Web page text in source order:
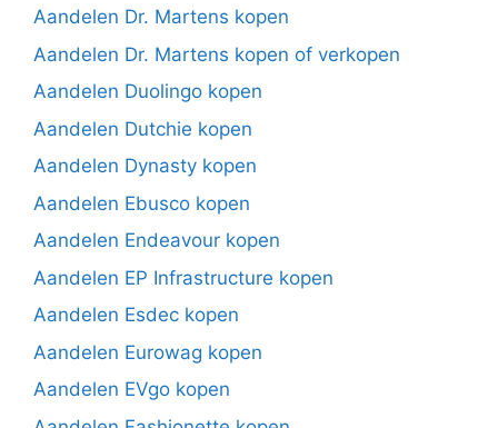
Aandelen Dr. Martens kopen
Aandelen Dr. Martens kopen of verkopen
Aandelen Duolingo kopen
Aandelen Dutchie kopen
Aandelen Dynasty kopen
Aandelen Ebusco kopen
Aandelen Endeavour kopen
Aandelen EP Infrastructure kopen
Aandelen Esdec kopen
Aandelen Eurowag kopen
Aandelen EVgo kopen